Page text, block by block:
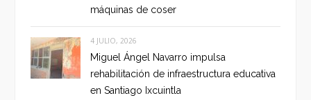
máquinas de coser
4 JULIO, 2026
Miguel Ángel Navarro impulsa
rehabilitación de infraestructura educativa
en Santiago Ixcuintla